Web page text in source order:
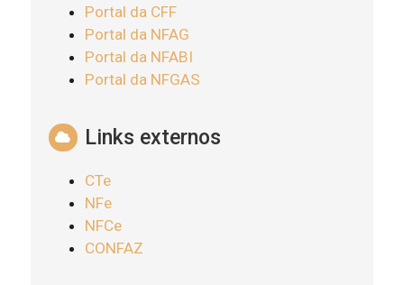
Portal da CFF
Portal da NFAG
Portal da NFABI
Portal da NFGAS
Links externos
CTe
NFe
NFCe
CONFAZ